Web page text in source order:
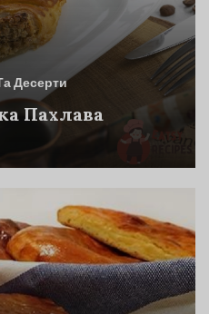
Десерти
Пахлава